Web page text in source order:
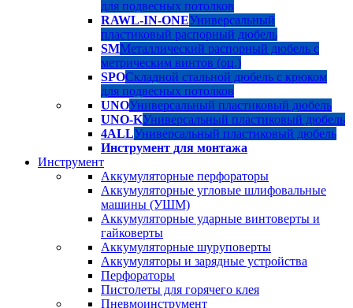
для подвесных потолков
RAWL-IN-ONEУниверсальный
пластиковый распорный дюбель
SMМеталлический распорный дюбель с
метрическим винтов (оц.)
SPOСкладной стальной дюбель с крюком
для подвесных потолков
UNOУниверсальный пластиковый дюбель
UNO-KУниверсальный пластиковый дюбель
4ALLУниверсальный пластиковый дюбель
Инструмент для монтажа
Инструмент
Аккумуляторные перфораторы
Аккумуляторные угловые шлифовальные
машины (УШМ)
Аккумуляторные ударные винтоверты и
гайковерты
Аккумуляторные шуруповерты
Аккумуляторы и зарядные устройства
Перфораторы
Пистолеты для горячего клея
Пневмоинструмент